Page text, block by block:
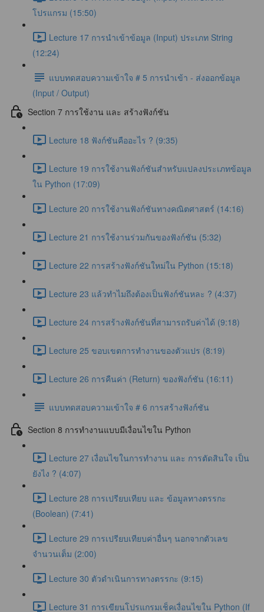
โปรแกรม (15:50)
Lecture 17 การนำเข้าข้อมูล (Input) ประเภท String
(12:24)
แบบทดสอบความเข้าใจ # 5 การนำเข้า - ส่งออกข้อมูล
(Input / Output)
Section 7 การใช้งาน และ สร้างฟังก์ชัน
Lecture 18 ฟังก์ชันคืออะไร ? (9:35)
Lecture 19 การใช้งานฟังก์ชันสำหรับแปลงประเภทข้อมูล
ใน Python (17:09)
Lecture 20 การใช้งานฟังก์ชันทางคณิตศาสตร์ (14:16)
Lecture 21 การใช้งานร่วมกันของฟังก์ชัน (5:32)
Lecture 22 การสร้างฟังก์ชันใหม่ใน Python (15:18)
Lecture 23 แล้วทำไมถึงต้องเป็นฟังก์ชันหละ ? (4:37)
Lecture 24 การสร้างฟังก์ชันที่สามารถรับค่าได้ (9:18)
Lecture 25 ขอบเขตการทำงานของตัวแปร (8:19)
Lecture 26 การคืนค่า (Return) ของฟังก์ชัน (16:11)
แบบทดสอบความเข้าใจ # 6 การสร้างฟังก์ชัน
Section 8 การทำงานแบบมีเงื่อนไขใน Python
Lecture 27 เงื่อนไขในการทำงาน และ การตัดสินใจ เป็น
ยังไง ? (4:07)
Lecture 28 การเปรียบเทียบ และ ข้อมูลทางตรรกะ
(Boolean) (7:41)
Lecture 29 การเปรียบเทียบค่าอื่นๆ นอกจากตัวเลข
จำนวนเต็ม (2:00)
Lecture 30 ตัวดำเนินการทางตรรกะ (9:15)
Lecture 31 การเขียนโปรแกรมเช็คเงื่อนไขใน Python (If